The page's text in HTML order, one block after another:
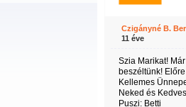
Czigányné B.
11 éve
Szia Marikat!
beszéltünk!
Kellemes
Neked és
Puszi: Betti